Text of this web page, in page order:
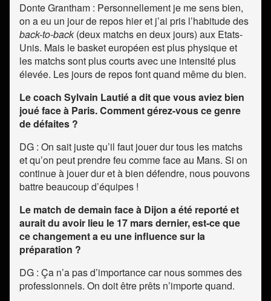
Donte Grantham : Personnellement je me sens bien,
on a eu un jour de repos hier et j’ai pris l’habitude des
back-to-back(deux matchs en deux jours) aux Etats-
Unis. Mais le basket européen est plus physique et
les matchs sont plus courts avec une intensité plus
élevée. Les jours de repos font quand même du bien.
Le coach Sylvain Lautié a dit que vous aviez bien
joué face à Paris. Comment gérez-vous ce genre
de défaites ?
DG : On sait juste qu’il faut jouer dur tous les matchs
et qu’on peut prendre feu comme face au Mans. Si on
continue à jouer dur et à bien défendre, nous pouvons
battre beaucoup d’équipes !
Le match de demain face à Dijon a été reporté et
aurait du avoir lieu le 17 mars dernier, est-ce que
ce changement a eu une influence sur la
préparation ?
DG : Ça n’a pas d’importance car nous sommes des
professionnels. On doit être prêts n’importe quand.